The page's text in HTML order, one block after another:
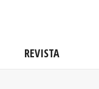
REVISTA